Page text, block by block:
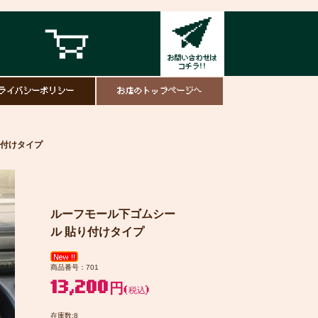
イバシーポリシー お店のトップページへ
けタイプ
ルーフモール下ゴムシー
ル 貼り付けタイプ
商品番号：701
13,200円(税込)
在庫数:8